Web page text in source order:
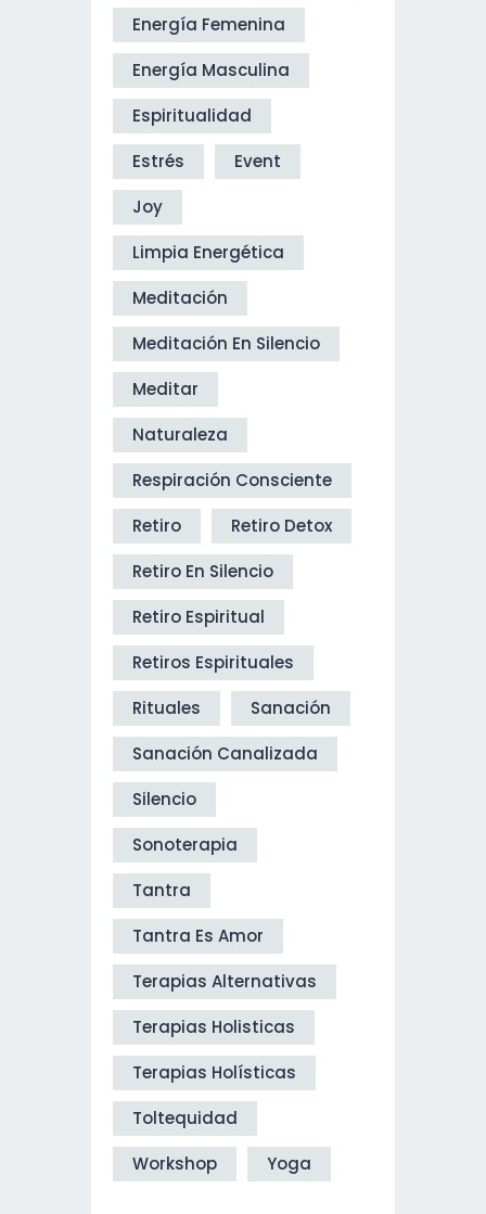
Energía Femenina
Energía Masculina
Espiritualidad
Estrés
Event
Joy
Limpia Energética
Meditación
Meditación En Silencio
Meditar
Naturaleza
Respiración Consciente
Retiro
Retiro Detox
Retiro En Silencio
Retiro Espiritual
Retiros Espirituales
Rituales
Sanación
Sanación Canalizada
Silencio
Sonoterapia
Tantra
Tantra Es Amor
Terapias Alternativas
Terapias Holisticas
Terapias Holísticas
Toltequidad
Workshop
Yoga